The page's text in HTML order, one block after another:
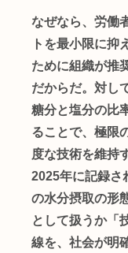
なぜなら、労働
トを最小限に抑
ために組織が推
だからだ。対し
糖分と塩分の比
ることで、極限
度な技術を維持
2025年に記録さ
の水分摂取の形
として扱うか「
線を、社会が明